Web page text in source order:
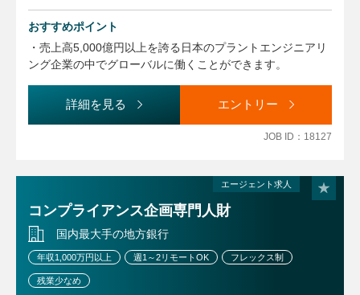
3.決算（決算短信、有価証券報告書等）に関する業務
【変更の範囲】
会社の定める業務
おすすめポイント
・売上高5,000億円以上を誇る日本のプラントエンジニアリ
ング企業の中でグローバルに働くことができます。
詳細を見る エントリー
JOB ID：18127
エージェント求人
コンプライアンス企画専門人財
国内最大手の地方銀行
年収1,000万円以上 週1～2リモートOK フレックス制
残業少なめ